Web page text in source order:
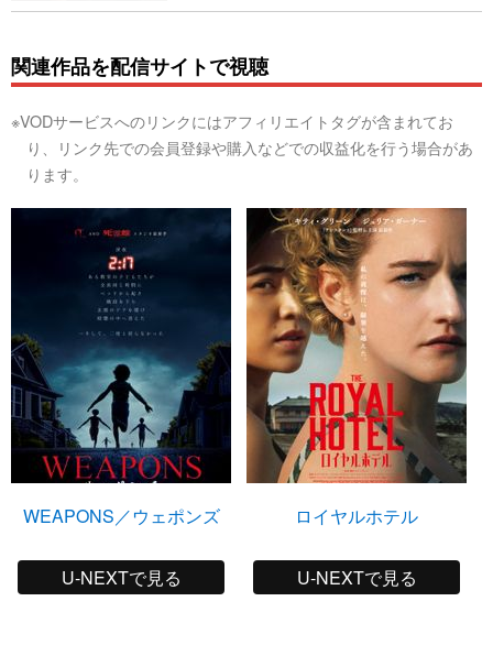
関連作品を配信サイトで視聴
※VODサービスへのリンクにはアフィリエイトタグが含まれてお
り、リンク先での会員登録や購入などでの収益化を行う場合があ
ります。
WEAPONS／ウェポンズ
U-NEXTで見る
ロイヤルホテル
U-NEXTで見る